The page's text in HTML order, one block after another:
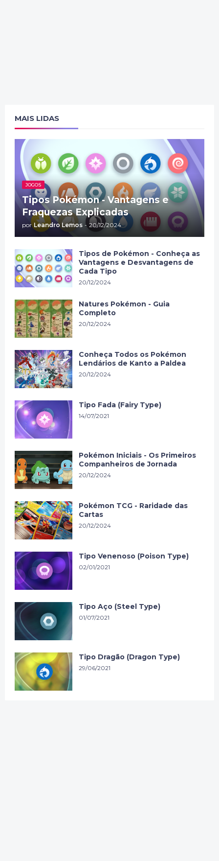
MAIS LIDAS
JOGOS
Tipos Pokémon - Vantagens e
Fraquezas Explicadas
por Leandro Lemos - 20/12/2024
Tipos de Pokémon - Conheça as
Vantagens e Desvantagens de
Cada Tipo
20/12/2024
Natures Pokémon - Guia
Completo
20/12/2024
Conheça Todos os Pokémon
Lendários de Kanto a Paldea
20/12/2024
Tipo Fada (Fairy Type)
14/07/2021
Pokémon Iniciais - Os Primeiros
Companheiros de Jornada
20/12/2024
Pokémon TCG - Raridade das
Cartas
20/12/2024
Tipo Venenoso (Poison Type)
02/01/2021
Tipo Aço (Steel Type)
01/07/2021
Tipo Dragão (Dragon Type)
29/06/2021